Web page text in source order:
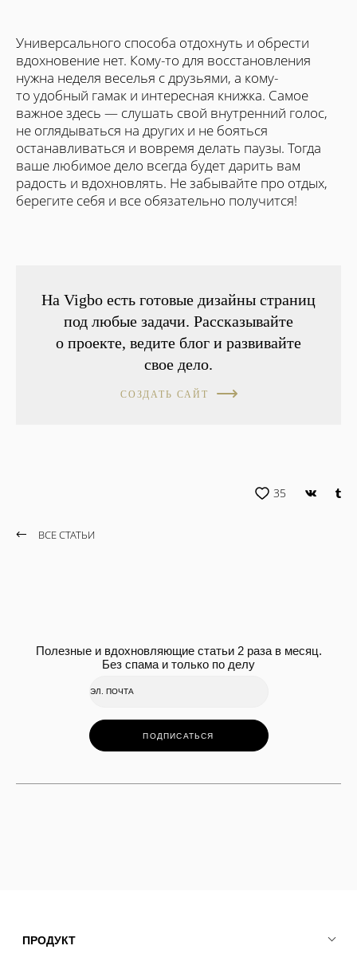
Универсального способа отдохнуть и обрести
вдохновение нет. Кому-то для восстановления
нужна неделя веселья с друзьями, а кому-
то удобный гамак и интересная книжка. Самое
важное здесь — слушать свой внутренний голос,
не оглядываться на других и не бояться
останавливаться и вовремя делать паузы. Тогда
ваше любимое дело всегда будет дарить вам
радость и вдохновлять. Не забывайте про отдых,
берегите себя и все обязательно получится!
На Vigbo есть готовые дизайны страниц
под любые задачи. Рассказывайте
о проекте, ведите блог и развивайте
свое дело.
СОЗДАТЬ САЙТ
35
ВСЕ СТАТЬИ
Полезные и вдохновляющие статьи 2 раза в месяц.
Без спама и только по делу
ПОДПИСАТЬСЯ
ПРОДУКТ